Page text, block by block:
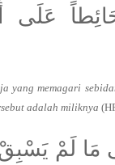
عَلَى
yang memagari
adalah miliknya
لَمْ يَسْبِقْ